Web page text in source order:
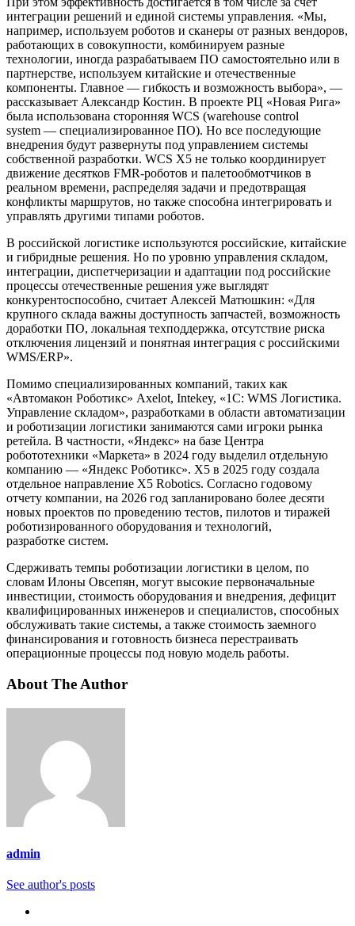
интеграции решений и единой системы управления. «Мы,
например, используем роботов и сканеры от разных вендоров,
работающих в совокупности, комбинируем разные
технологии, иногда разрабатываем ПО самостоятельно или в
партнерстве, используем китайские и отечественные
компоненты. Главное — гибкость и возможность выбора», —
рассказывает Александр Костин. В проекте РЦ «Новая Рига»
была использована сторонняя WCS (warehouse control
system — специализированное ПО). Но все последующие
внедрения будут развернуты под управлением системы
собственной разработки. WCS X5 не только координирует
движение десятков FMR-роботов и палетообмотчиков в
реальном времени, распределяя задачи и предотвращая
конфликты маршрутов, но также способна интегрировать и
управлять другими типами роботов.
В российской логистике используются российские, китайские
и гибридные решения. Но по уровню управления складом,
интеграции, диспетчеризации и адаптации под российские
процессы отечественные решения уже выглядят
конкурентоспособно, считает Алексей Матюшкин: «Для
крупного склада важны доступность запчастей, возможность
доработки ПО, локальная техподдержка, отсутствие риска
отключения лицензий и понятная интеграция с российскими
WMS/ERP».
Помимо специализированных компаний, таких как
«Автомакон Роботикс» Axelot, Intekey, «1С: WMS Логистика.
Управление складом», разработками в области автоматизации
и роботизации логистики занимаются сами игроки рынка
ретейла. В частности, «Яндекс» на базе Центра
робототехники «Маркета» в 2024 году выделил отдельную
компанию — «Яндекс Роботикс». X5 в 2025 году создала
отдельное направление Х5 Robotics. Согласно годовому
отчету компании, на 2026 год запланировано более десяти
новых проектов по проведению тестов, пилотов и тиражей
роботизированного оборудования и технологий,
разработке систем.
Сдерживать темпы роботизации логистики в целом, по
словам Илоны Овсепян, могут высокие первоначальные
инвестиции, стоимость оборудования и внедрения, дефицит
квалифицированных инженеров и специалистов, способных
обслуживать такие системы, а также стоимость заемного
финансирования и готовность бизнеса перестраивать
операционные процессы под новую модель работы.
About The Author
admin
See author's posts